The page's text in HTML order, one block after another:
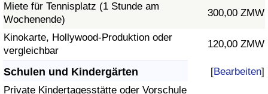
Miete für Tennisplatz (1 Stunde am
Wochenende)
300,00 ZMW
Kinokarte, Hollywood-Produktion oder
vergleichbar
120,00 ZMW
Schulen und Kindergärten [Bearbeiten]
Private Kindertagesstätte oder Vorschule